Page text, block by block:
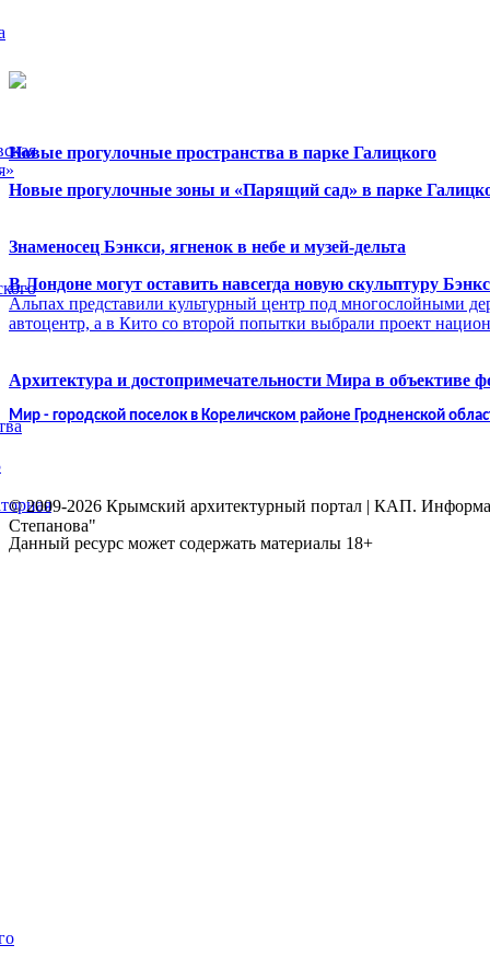
Новые прогулочные пространства в парке Галицкого
Новые прогулочные зоны и «Парящий сад» в парке
Знаменосец Бэнкси, ягненок в небе и музей-дельта
В Лондоне могут оставить навсегда новую скульптуру
Альпах представили культурный центр под многослойными
автоцентр, а в Кито со второй попытки выбрали проект
Архитектура и достопримечательности Мира в объективе
Мир - городской поселок в Кореличском районе Гродненской
© 2009-2026 Крымский архитектурный портал | КАП.
Степанова"
Данный ресурс может содержать материалы 18+